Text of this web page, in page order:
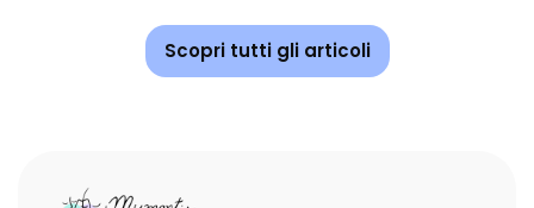
Scopri tutti gli articoli